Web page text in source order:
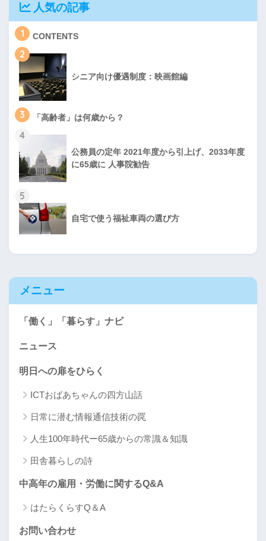
人気の記事
1 CONTENTS
2
シニア向け優遇制度：映画館編
3 「高齢者」は何歳から？
4
公務員の定年 2021年度から引上げ、2033年度
に65歳に 人事院勧告
5
自宅で使う福祉車両の選び方
メニュー
「働く」「暮らす」ナビ
ニュース
明日への扉をひらく
ICTおばあちゃんの四方山話
日常に潜む情報通信技術の罠
人生100年時代ー65歳からの常識＆知識
田舎暮らしの詩
中高年の雇用・労働に関するQ&A
はたらくらすQ＆A
お問い合わせ